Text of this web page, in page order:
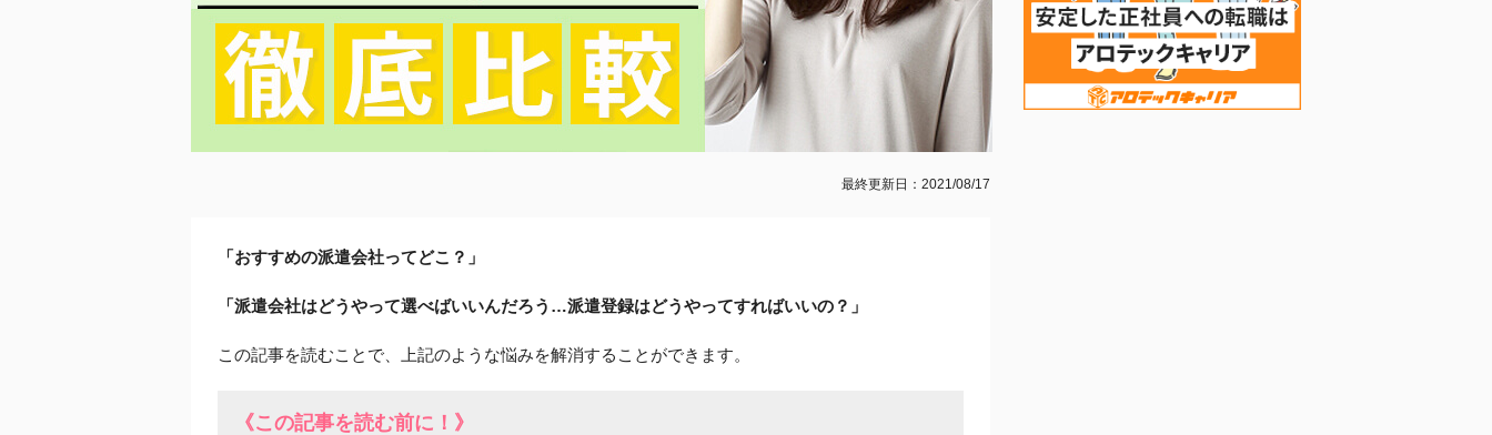
最終更新日：2021/08/17
「おすすめの派遣会社ってどこ？」
「派遣会社はどうやって選べばいいんだろう…派遣登録はどうやってすればいいの？」
この記事を読むことで、上記のような悩みを解消することができます。
《この記事を読む前に！》